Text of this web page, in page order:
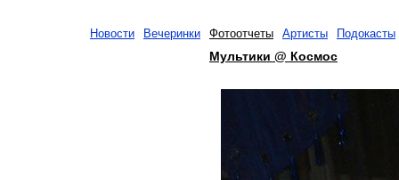
Новости Вечеринки Фотоотчеты Артисты Подокасты
Мультики @ Космос